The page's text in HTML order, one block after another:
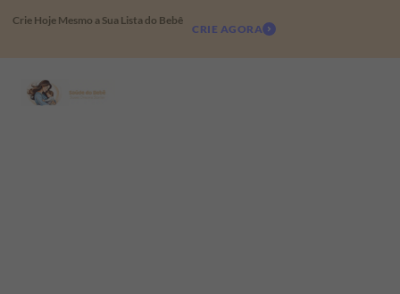
Crie Hoje Mesmo a Sua Lista do Bebê
CRIE AGORA